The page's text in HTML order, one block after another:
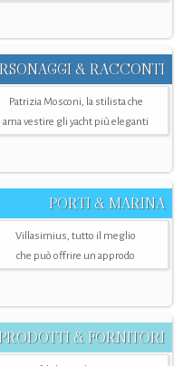
& RACCONTI
Patrizia Mosconi, la stilista che
ama vestire gli yacht più eleganti
PORTI & MARINA
Villasimius, tutto il meglio
che può offrire un approdo
PRODOTTI & FORNITORI